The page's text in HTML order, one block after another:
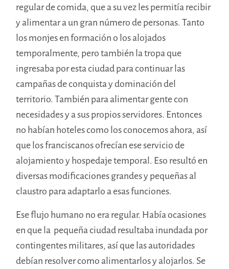
regular de comida, que a su vez les permitía recibir
y alimentar a un gran número de personas. Tanto
los monjes en formación o los alojados
temporalmente, pero también la tropa que
ingresaba por esta ciudad para continuar las
campañas de conquista y dominación del
territorio. También para alimentar gente con
necesidades y a sus propios servidores. Entonces
no habían hoteles como los conocemos ahora, así
que los franciscanos ofrecían ese servicio de
alojamiento y hospedaje temporal. Eso resultó en
diversas modificaciones grandes y pequeñas al
claustro para adaptarlo a esas funciones.
Ese flujo humano no era regular. Había ocasiones
en que la pequeña ciudad resultaba inundada por
contingentes militares, así que las autoridades
debían resolver como alimentarlos y alojarlos. Se